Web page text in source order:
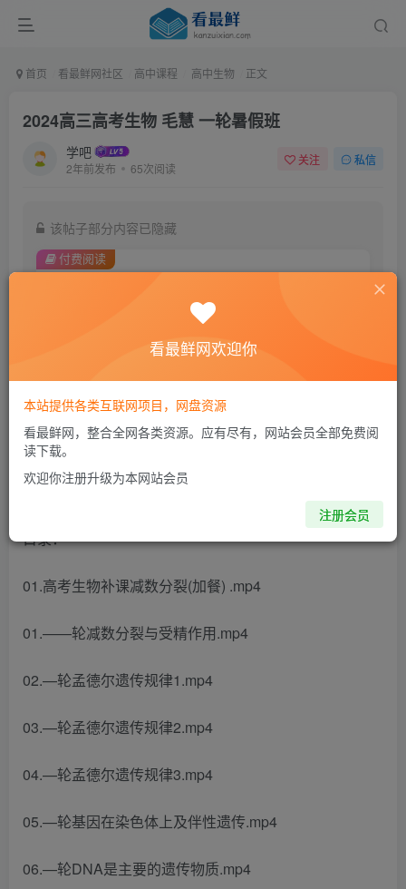
首页 看最鲜网社区 高中课程 高中生物 正文
2024高三高考生物 毛慧 一轮暑假班
学吧
2年前发布 65次阅读
关注 私信
该帖子部分内容已隐藏
付费阅读
9.9
此内容为付费阅读，请付费后查看
2024高三高考生物 毛慧 一轮暑假班
目录：
01.高考生物补课减数分裂(加餐) .mp4
01.——轮减数分裂与受精作用.mp4
02.—轮孟德尔遗传规律1.mp4
03.—轮孟德尔遗传规律2.mp4
04.—轮孟德尔遗传规律3.mp4
05.—轮基因在染色体上及伴性遗传.mp4
06.—轮DNA是主要的遗传物质.mp4
看最鲜网欢迎你
本站提供各类互联网项目，网盘资源
看最鲜网，整合全网各类资源。应有尽有，网站会员全部免费阅
读下载。
欢迎你注册升级为本网站会员
注册会员